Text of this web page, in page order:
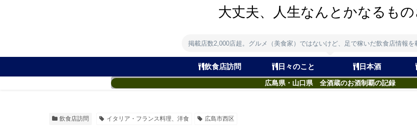
大丈夫、人生なんとかなるもの
掲載店数2,000店超。グルメ（美食家）ではないけど、足で稼いだ飲食店情報を
飲食店訪問 日々のこと 日本酒
広島県・山口県 全酒蔵のお酒制覇の記録
飲食店訪問 イタリア・フランス料理、洋食 広島市西区